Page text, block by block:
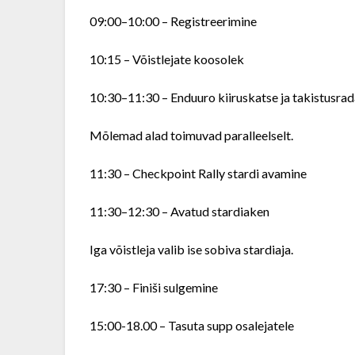
09:00–10:00 – Registreerimine
10:15 – Võistlejate koosolek
10:30–11:30 – Enduuro kiiruskatse ja
Mõlemad alad toimuvad paralleelselt.
11:30 – Checkpoint Rally stardi avamine
11:30–12:30 – Avatud stardiaken
Iga võistleja valib ise sobiva stardiaja.
17:30 – Finiši sulgemine
15:00-18.00 – Tasuta supp osalejatele